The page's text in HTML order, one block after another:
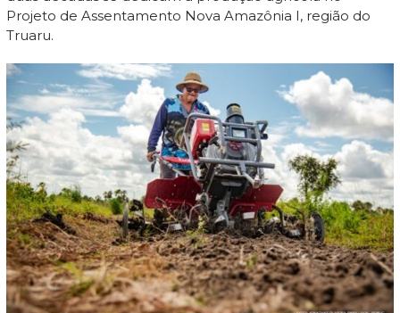
Projeto de Assentamento Nova Amazônia I, região do
Truaru.